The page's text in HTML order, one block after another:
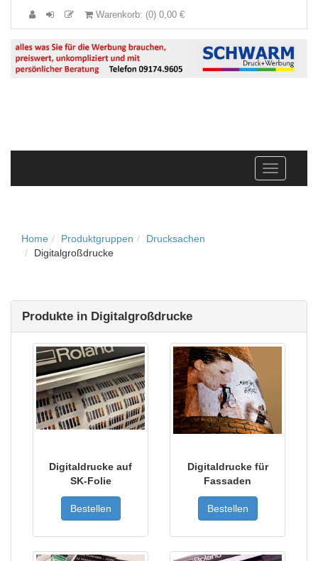
Warenkorb: (0) 0,00 €
Navigation
anzeigen
Home Produktgruppen
Drucksachen
Digitalgroßdrucke
Produkte in Digitalgroßdrucke
Digitaldrucke auf
SK-Folie
Bestellen
Digitaldrucke für
Fassaden
Bestellen